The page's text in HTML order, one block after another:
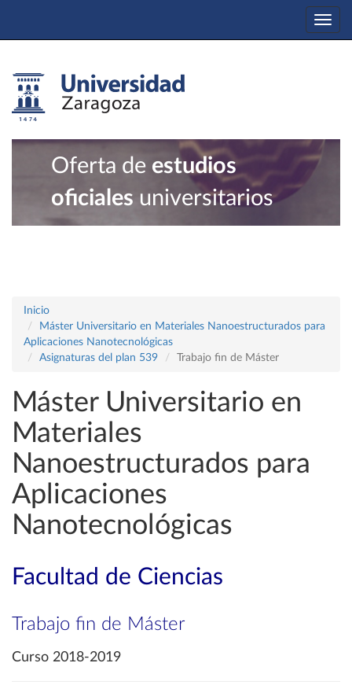
Oferta de estudios
oficiales universitarios
Inicio
Máster Universitario en Materiales Nanoestructurados para
Aplicaciones Nanotecnológicas
Asignaturas del plan 539
Trabajo fin de Máster
Máster Universitario en
Materiales
Nanoestructurados para
Aplicaciones
Nanotecnológicas
Facultad de Ciencias
Trabajo fin de Máster
Curso 2018-2019